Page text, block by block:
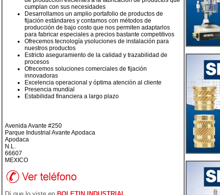
cumplan con sus necesidades
Desarrollamos un amplio portafolio de productos de
fijación estándares y contamos con métodos de
producción de bajo costo que nos permiten adaptarlos
para fabricar especiales a precios bastante competitivos
Ofrecemos tecnología ysoluciones de instalación para
nuestros productos
Estricto aseguramiento de la calidad y trazabilidad de
procesos
Ofrecemos soluciones comerciales de fijación
innovadoras
Excelencia operacional y óptima atención al cliente
Presencia mundial
Estabilidad financiera a largo plazo
Avenida Avante #250
Parque Industrial Avante Apodaca
Apodaca
N.L.
66607
MEXICO